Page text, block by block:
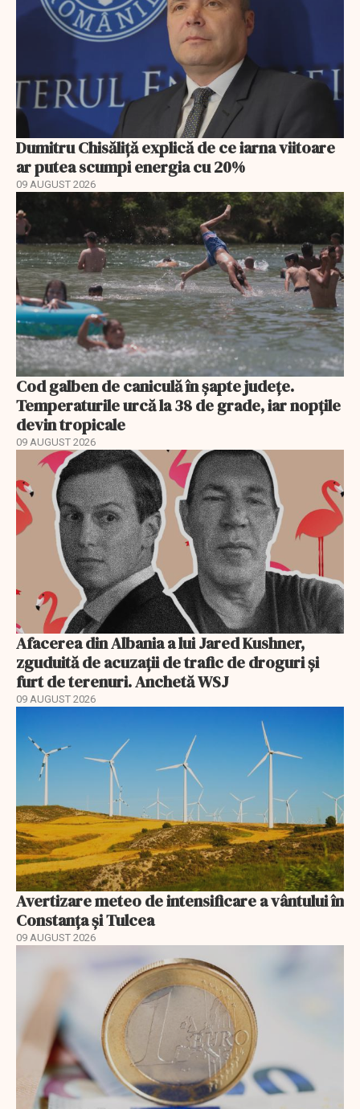
Dumitru Chisăliță explică de ce iarna viitoare
ar putea scumpi energia cu 20%
09 AUGUST 2026
Cod galben de caniculă în șapte județe.
Temperaturile urcă la 38 de grade, iar nopțile
devin tropicale
09 AUGUST 2026
Afacerea din Albania a lui Jared Kushner,
zguduită de acuzații de trafic de droguri și
furt de terenuri. Anchetă WSJ
09 AUGUST 2026
Avertizare meteo de intensificare a vântului în
Constanța și Tulcea
09 AUGUST 2026